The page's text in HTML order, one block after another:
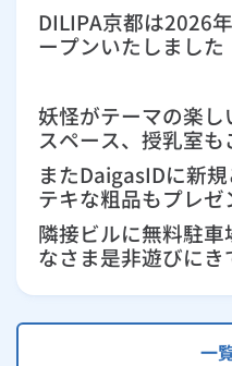
DILIPA京都は2026
ープンいたしました
妖怪がテーマの楽
スペース、授乳室も
またDaigasIDに新
テキな粗品もプレゼ
隣接ビルに無料駐
なさま是非遊びに
一